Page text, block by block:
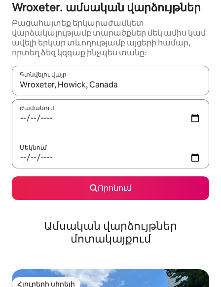
Wroxeter․ ամսական վարձույթներ
Բացահայտեք երկարաժամկետ
վարձակալությամբ տարածքներ մեկ ամիս կամ
ավելի երկար տևողությամբ այցերի համար,
որտեղ ձեզ կզգաք ինչպես տանը։
Գտնվելու վայր
Երբ արդյունքները հասանելի լինեն, սլաքների
Ժամանում
Մեկնում
Որոնում
Ամսական վարձույթներ
մոտակայքում
Հյուրերի սիրելի